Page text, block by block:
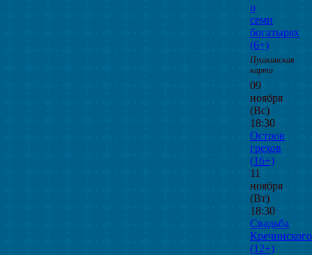
о
семи
богатырях
(6+)
Пушкинская
карта
09
ноября
(Вс)
18:30
Остров
грехов
(16+)
11
ноября
(Вт)
18:30
Свадьба
Кречинского
(12+)